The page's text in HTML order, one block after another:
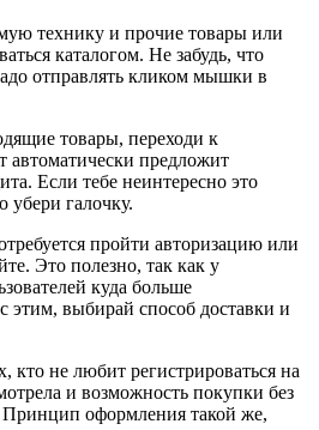
технику и прочие товары или
каталогом. Не забудь, что
отправлять кликом мышки в
товары, переходи к
предложит
Если тебе неинтересно это
убери галочку.
пройти авторизацию или
Это полезно, так как у
куда больше
этим, выбирай способ доставки и
кто не любит регистрироваться на
и возможность покупки без
Принцип оформления такой же,